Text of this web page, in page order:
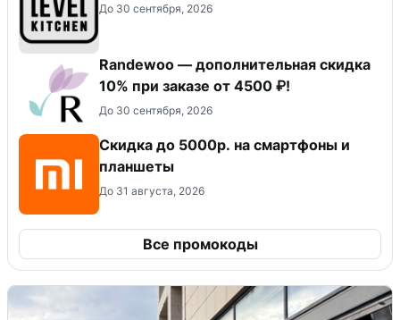
До 30 сентября, 2026
Randewoo — дополнительная скидка
10% при заказе от 4500 ₽!
До 30 сентября, 2026
Скидка до 5000р. на смартфоны и
планшеты
До 31 августа, 2026
Все промокоды